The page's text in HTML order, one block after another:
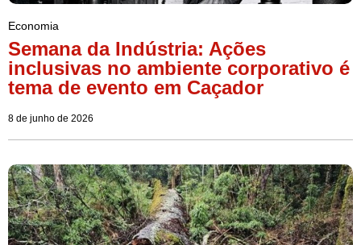
Economia
Semana da Indústria: Ações
inclusivas no ambiente corporativo é
tema de evento em Caçador
8 de junho de 2026